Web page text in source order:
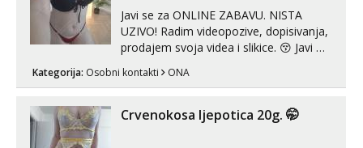
Javi se za ONLINE ZABAVU. NISTA
UZIVO! Radim videopozive, dopisivanja,
prodajem svoja videa i slikice. 😚 Javi mi
Telegram. +385 91 723 0045
Kategorija: Osobni kontakti ONA
Crvenokosa ljepotica 20g. 🤭